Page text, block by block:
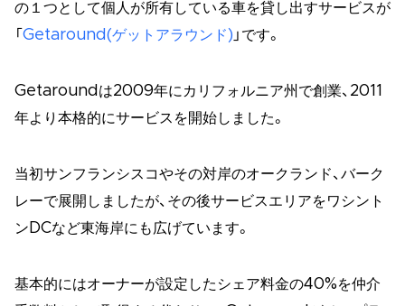
の１つとして個人が所有している車を貸し出すサービスが
「 Getaround(ゲットアラウンド) 」です。
Getaroundは2009年にカリフォルニア州で創業、2011
年より本格的にサービスを開始しました。
当初サンフランシスコやその対岸のオークランド、バーク
レーで展開しましたが、その後サービスエリアをワシント
ンDCなど東海岸にも広げています。
基本的にはオーナーが設定したシェア料金の40%を仲介